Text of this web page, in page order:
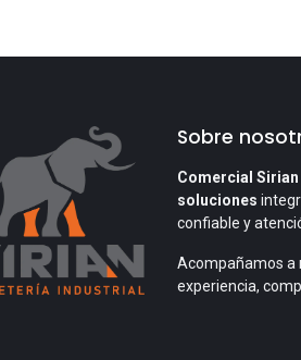
Sobre
Comercial Sirian
soluciones
confiable y
Acompañamos a
experiencia,